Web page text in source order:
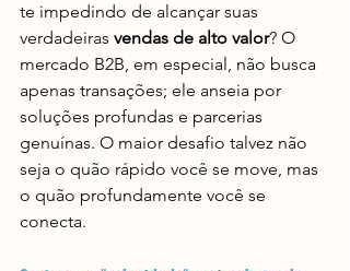
te impedindo de alcançar suas
verdadeiras vendas de alto valor? O
mercado B2B, em especial, não busca
apenas transações; ele anseia por
soluções profundas e parcerias
genuínas. O maior desafio talvez não
seja o quão rápido você se move, mas
o quão profundamente você se
conecta.